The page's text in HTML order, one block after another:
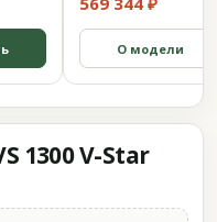
О модели
1300 V-Star